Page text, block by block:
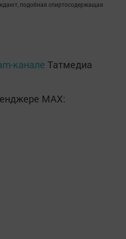
подобная спиртосодержащая
канале Татмедиа
MАХ: